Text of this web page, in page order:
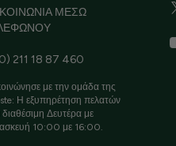
ΜΕΣΩ
211 18 87 460
με την ομάδα της
Η εξυπηρέτηση πελατών
διαθέσιμη Δευτέρα με
10:00 με 16:00.